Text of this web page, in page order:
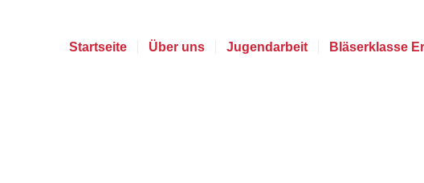
Startseite Über uns Jugendarbeit Bläserklasse